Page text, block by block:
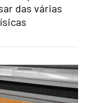
das várias